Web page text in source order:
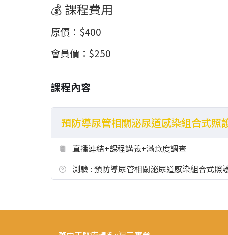
💰 課程費用
原價 ： $400
會員價 ： $250
課程內容
預防導尿管相關泌尿道感染組合式照
直播連結+課程講義+滿意度調查
測驗 : 預防導尿管相關泌尿道感染組合式照